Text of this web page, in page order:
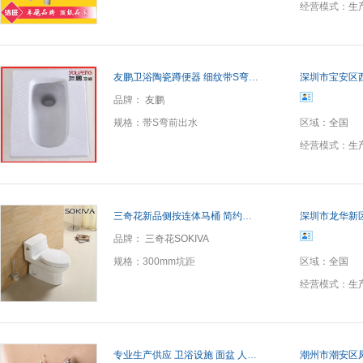
经营模式： 生
友鹏卫浴陶瓷蹲便器 细纹带S弯前后出水蹲坑大便器 承接贴牌
品牌： 友鹏
规格： 带S弯前出水
深圳市宝安区
区域： 全国
经营模式： 生
三奇花新品侧按连体马桶 简约高档一体坐便器 喷射虹吸抽水马桶
品牌：
三奇花SOKIVA
规格： 300mm坑距
深圳市龙华新
区域： 全国
经营模式： 生
专业生产供应 卫浴设施 面盆 人造石洗手盆型号 BS-8317
潮州市潮安区